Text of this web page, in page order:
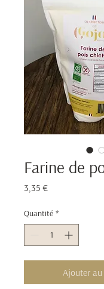
Farine de
3,35 €Prix
Quantité *
Ajouter